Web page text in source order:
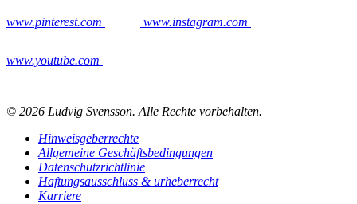
www.pinterest.com www.instagram.com
www.youtube.com
© 2026 Ludvig Svensson. Alle Rechte vorbehalten.
Hinweisgeberrechte
Allgemeine Geschäftsbedingungen
Datenschutzrichtlinie
Haftungsausschluss & urheberrecht
Karriere